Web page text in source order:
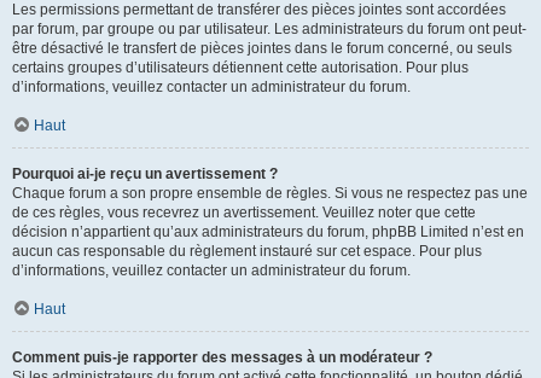
Les permissions permettant de transférer des pièces jointes sont accordées
par forum, par groupe ou par utilisateur. Les administrateurs du forum ont peut-
être désactivé le transfert de pièces jointes dans le forum concerné, ou seuls
certains groupes d’utilisateurs détiennent cette autorisation. Pour plus
d’informations, veuillez contacter un administrateur du forum.
Haut
Pourquoi ai-je reçu un avertissement ?
Chaque forum a son propre ensemble de règles. Si vous ne respectez pas une
de ces règles, vous recevrez un avertissement. Veuillez noter que cette
décision n’appartient qu’aux administrateurs du forum, phpBB Limited n’est en
aucun cas responsable du règlement instauré sur cet espace. Pour plus
d’informations, veuillez contacter un administrateur du forum.
Haut
Comment puis-je rapporter des messages à un modérateur ?